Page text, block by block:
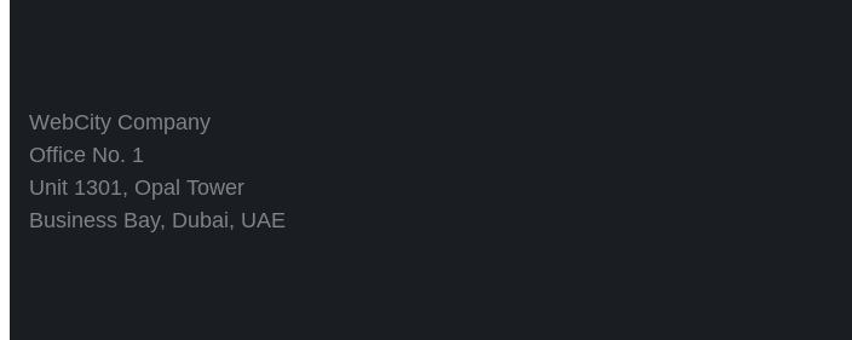
WebCity Company
Office No. 1
Unit 1301, Opal Tower
Business Bay, Dubai, UAE